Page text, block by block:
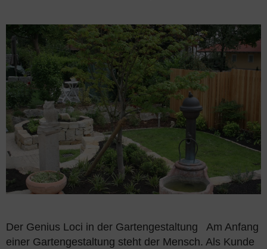
Der Genius Loci in der Gartengestaltung Am Anfang
einer Gartengestaltung steht der Mensch. Als Kunde